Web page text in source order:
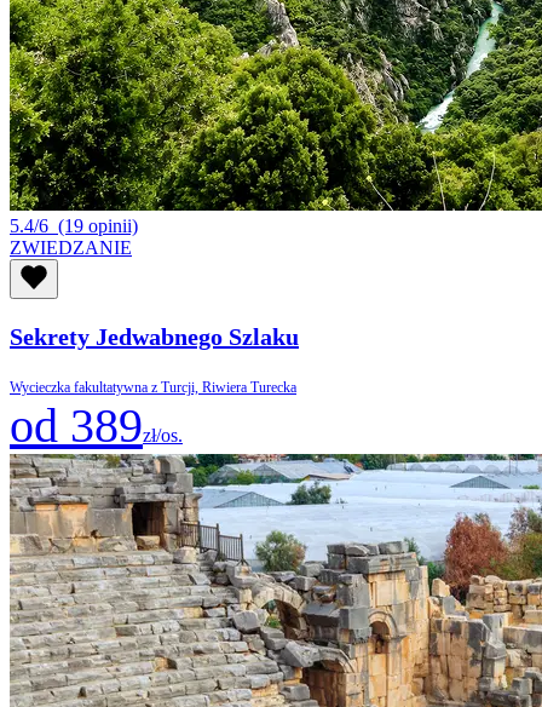
5.4/6 (19 opinii)
ZWIEDZANIE
Sekrety Jedwabnego Szlaku
Wycieczka fakultatywna z Turcji, Riwiera Turecka
od 389zł/os.